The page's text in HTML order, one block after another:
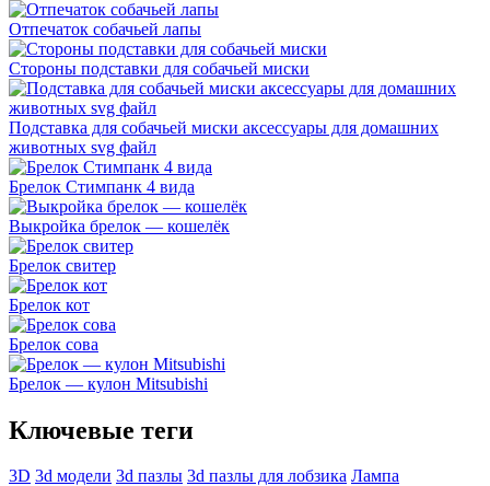
Отпечаток собачьей лапы
Стороны подставки для собачьей миски
Подставка для собачьей миски аксессуары для домашних
животных svg файл
Брелок Стимпанк 4 вида
Выкройка брелок — кошелёк
Брелок свитер
Брелок кот
Брелок сова
Брелок — кулон Mitsubishi
Ключевые теги
3D 3d модели 3d пазлы 3d пазлы для лобзика Лампа